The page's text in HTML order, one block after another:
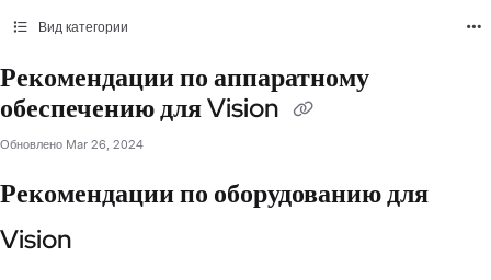
Вид категории
Рекомендации по аппаратному
обеспечению для Vision
Обновлено Mar 26, 2024
Рекомендации по оборудованию для
Vision